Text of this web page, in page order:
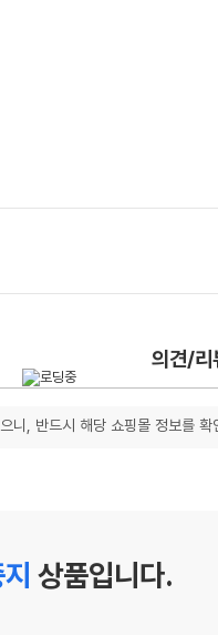
의견/리
니, 반드시 해당 쇼핑몰 정보를 확
상품입니다.